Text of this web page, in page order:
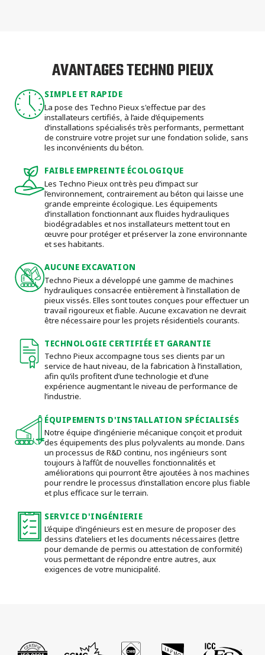
AVANTAGES TECHNO PIEUX
SIMPLE ET RAPIDE
La pose des Techno Pieux s'effectue par des
installateurs certifiés, à l’aide d’équipements
d’installations spécialisés très performants, permettant
de construire votre projet sur une fondation solide, sans
les inconvénients du béton.
FAIBLE EMPREINTE ÉCOLOGIQUE
Les Techno Pieux ont très peu d’impact sur
l’environnement, contrairement au béton qui laisse une
grande empreinte écologique. Les équipements
d’installation fonctionnant aux fluides hydrauliques
biodégradables et nos installateurs mettent tout en
œuvre pour protéger et préserver la zone environnante
et ses habitants.
AUCUNE EXCAVATION
Techno Pieux a développé une gamme de machines
hydrauliques consacrée entièrement à l’installation de
pieux vissés. Elles sont toutes conçues pour effectuer un
travail rigoureux et fiable. Aucune excavation ne devrait
être nécessaire pour les projets résidentiels courants.
TECHNOLOGIE CERTIFIÉE ET GARANTIE
Techno Pieux accompagne tous ses clients par un
service de haut niveau, de la fabrication à l’installation,
afin qu’ils profitent d’une technologie et d’une
expérience augmentant le niveau de performance de
l’industrie.
ÉQUIPEMENTS D'INSTALLATION SPÉCIALISÉS
Notre équipe d’ingénierie mécanique conçoit et produit
des équipements des plus polyvalents au monde. Dans
un processus de R&D continu, nos ingénieurs sont
toujours à l’affût de nouvelles fonctionnalités et
améliorations qui pourront être ajoutées à nos machines
pour rendre le processus d’installation encore plus fiable
et plus efficace sur le terrain.
SERVICE D'INGÉNIERIE
L’équipe d’ingénieurs est en mesure de proposer des
dessins d’ateliers et les documents nécessaires (lettre
pour demande de permis ou attestation de conformité)
vous permettant de répondre entre autres, aux
exigences de votre municipalité.